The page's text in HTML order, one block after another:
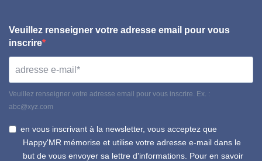
Veuillez renseigner votre adresse email pour vous
inscrire
Veuillez renseigner votre adresse email pour vous inscrire. Ex. :
abc@xyz.com
en vous inscrivant à la newsletter, vous acceptez que
Happy'MR mémorise et utilise votre adresse e-mail dans le
but de vous envoyer sa lettre d'informations. Pour en savoir